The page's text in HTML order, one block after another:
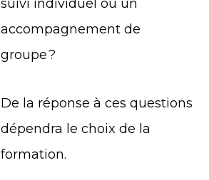
suivi individuel ou un
accompagnement de
groupe ?
De la réponse à ces questions
dépendra le choix de la
formation.